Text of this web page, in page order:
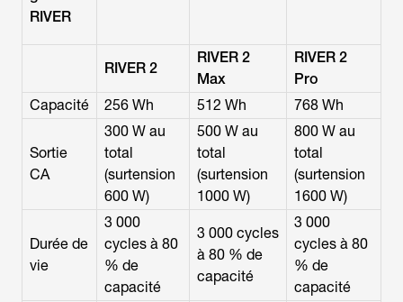
RIVER
RIVER 2
RIVER 2
Max
RIVER 2
Pro
Capacité
256 Wh 512 Wh 768 Wh
Sortie
CA
300 W au
total
(surtension
600 W)
500 W au
total
(surtension
1000 W)
800 W au
total
(surtension
1600 W)
Durée de
vie
3 000
cycles à 80
% de
capacité
3 000 cycles
à 80 % de
capacité
3 000
cycles à 80
% de
capacité